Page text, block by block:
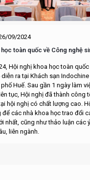
09/2024
toàn quốc về Công nghệ
Hội nghị khoa học toàn
ra tại Khách sạn
Huế. Sau gần 1 ngày làm
tục, Hội nghị đã thành công
hội nghị có chất lượng cao.
để các nhà khoa học trao đổi
nhất, cũng như thảo luận các
liên ngành.